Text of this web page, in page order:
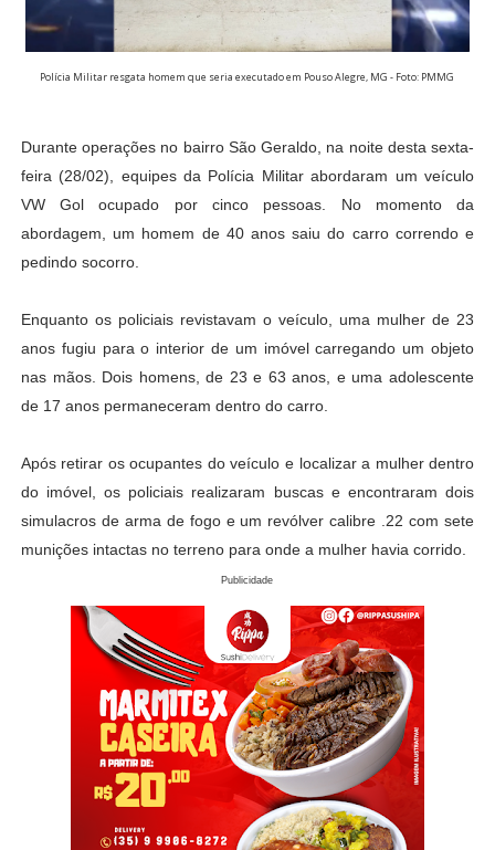
Polícia Militar resgata homem que seria executado em Pouso Alegre, MG - Foto: PMMG
Durante operações no bairro São Geraldo, na noite desta sexta-
feira (28/02), equipes da Polícia Militar abordaram um veículo
VW Gol ocupado por cinco pessoas. No momento da
abordagem, um homem de 40 anos saiu do carro correndo e
pedindo socorro.
Enquanto os policiais revistavam o veículo, uma mulher de 23
anos fugiu para o interior de um imóvel carregando um objeto
nas mãos. Dois homens, de 23 e 63 anos, e uma adolescente
de 17 anos permaneceram dentro do carro.
Após retirar os ocupantes do veículo e localizar a mulher dentro
do imóvel, os policiais realizaram buscas e encontraram dois
simulacros de arma de fogo e um revólver calibre .22 com sete
munições intactas no terreno para onde a mulher havia corrido.
Publicidade